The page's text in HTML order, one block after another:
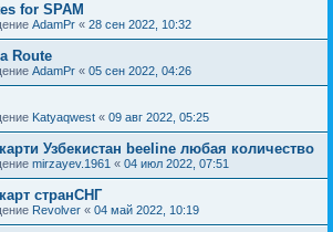
for SPAM
AdamPr « 28 сен 2022, 10:32
Route
AdamPr « 05 сен 2022, 04:26
Katyaqwest « 09 авг 2022, 05:25
Узбекистан beeline любая количество
mirzayev.1961 « 04 июл 2022, 07:51
странСНГ
Revolver « 04 май 2022, 10:19